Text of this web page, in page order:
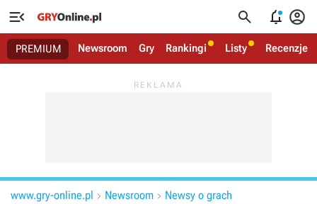
   
PREMIUM Newsroom Gry Rankingi Listy Recenzje
www.gry-online.pl  Newsroom  Newsy o grach